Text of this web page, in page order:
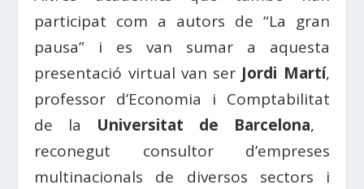
participat com a autors de “La gran
pausa” i es van sumar a aquesta
presentació virtual van ser Jordi Martí,
professor d’Economia i Comptabilitat
de la Universitat de Barcelona, ​​
reconegut consultor d’empreses
multinacionals de diversos sectors i